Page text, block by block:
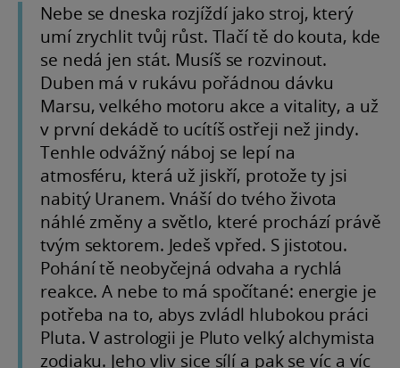
Nebe se dneska rozjíždí jako stroj, který
umí zrychlit tvůj růst. Tlačí tě do kouta, kde
se nedá jen stát. Musíš se rozvinout.
Duben má v rukávu pořádnou dávku
Marsu, velkého motoru akce a vitality, a už
v první dekádě to ucítíš ostřeji než jindy.
Tenhle odvážný náboj se lepí na
atmosféru, která už jiskří, protože ty jsi
nabitý Uranem. Vnáší do tvého života
náhlé změny a světlo, které prochází právě
tvým sektorem. Jedeš vpřed. S jistotou.
Pohání tě neobyčejná odvaha a rychlá
reakce. A nebe to má spočítané: energie je
potřeba na to, abys zvládl hlubokou práci
Pluta. V astrologii je Pluto velký alchymista
zodiaku. Jeho vliv sice sílí a pak se víc a víc